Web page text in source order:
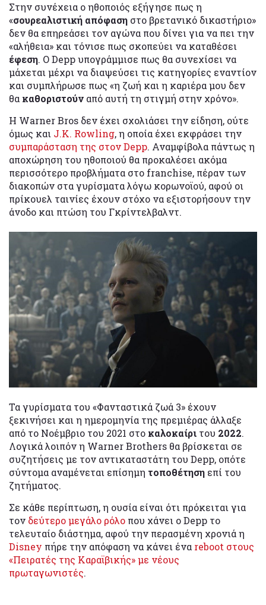
Στην συνέχεια ο ηθοποιός εξήγησε πως η
«σουρεαλιστική απόφαση στο βρετανικό δικαστήριο»
δεν θα επηρεάσει τον αγώνα που δίνει για να πει την
«αλήθεια» και τόνισε πως σκοπεύει να καταθέσει
έφεση. Ο Depp υπογράμμισε πως θα συνεχίσει να
μάχεται μέχρι να διαψεύσει τις κατηγορίες εναντίον
και συμπλήρωσε πως «η ζωή και η καριέρα μου δεν
θα καθοριστούν από αυτή τη στιγμή στην χρόνο».
Η Warner Bros δεν έχει σχολιάσει την είδηση, ούτε
όμως και J.K. Rowling, η οποία έχει εκφράσει την
συμπαράσταση της στον Depp. Αναμφίβολα πάντως η
αποχώρηση του ηθοποιού θα προκαλέσει ακόμα
περισσότερο προβλήματα στο franchise, πέραν των
διακοπών στα γυρίσματα λόγω κορωνοϊού, αφού οι
πρίκουελ ταινίες έχουν στόχο να εξιστορήσουν την
άνοδο και πτώση του Γκρίντελβαλντ.
Τα γυρίσματα του «Φανταστικά ζωά 3» έχουν
ξεκινήσει και η ημερομηνία της πρεμιέρας άλλαξε
από το Νοέμβριο του 2021 στο καλοκαίρι του 2022.
Λογικά λοιπόν η Warner Brothers θα βρίσκεται σε
συζητήσεις με τον αντικαταστάτη του Depp, οπότε
σύντομα αναμένεται επίσημη τοποθέτηση επί του
ζητήματος.
Σε κάθε περίπτωση, η ουσία είναι ότι πρόκειται για
τον δεύτερο μεγάλο ρόλο που χάνει ο Depp το
τελευταίο διάστημα, αφού την περασμένη χρονιά η
Disney πήρε την απόφαση να κάνει ένα reboot στους
«Πειρατές της Καραϊβικής» με νέους
πρωταγωνιστές.